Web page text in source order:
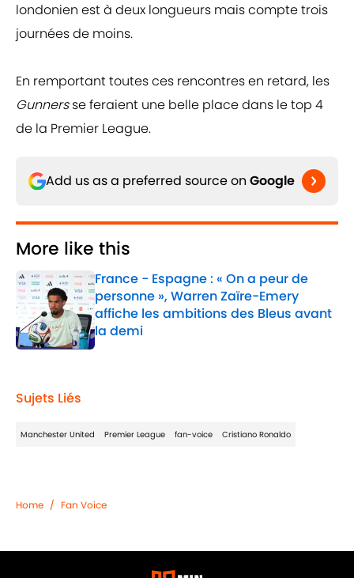
londonien est à deux longueurs mais compte trois
journées de moins.
En remportant toutes ces rencontres en retard, les
Gunnersse feraient une belle place dans le top 4
de la Premier League.
Add us as a preferred source on Google
More like this
France - Espagne : « On a peur de
personne », Warren Zaïre-Emery
affiche les ambitions des Bleus avant
la demi
Published by on Invalid Date
Sujets Liés
Manchester United Premier League fan-voice Cristiano Ronaldo
Home / Fan Voice